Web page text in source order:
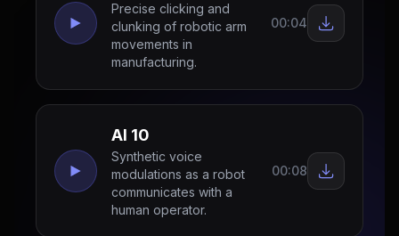
Precise clicking and
clunking of robotic arm
movements in
manufacturing.
00:04
AI 10
Synthetic voice
modulations as a robot
communicates with a
human operator.
00:08